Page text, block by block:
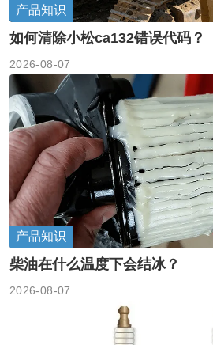
产品知识
如何清除小松ca132错误代码？
2026-08-07
产品知识
柴油在什么温度下会结冰？
2026-08-07